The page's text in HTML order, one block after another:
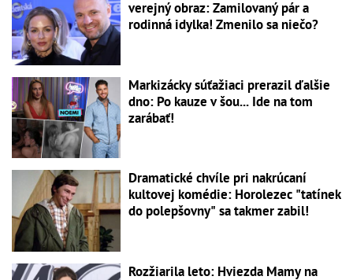
verejný obraz: Zamilovaný pár a
rodinná idylka! Zmenilo sa niečo?
Markizácky súťažiaci prerazil ďalšie
dno: Po kauze v šou... Ide na tom
zarábať!
Dramatické chvíle pri nakrúcaní
kultovej komédie: Horolezec "tatínek
do polepšovny" sa takmer zabil!
Rozžiarila leto: Hviezda Mamy na